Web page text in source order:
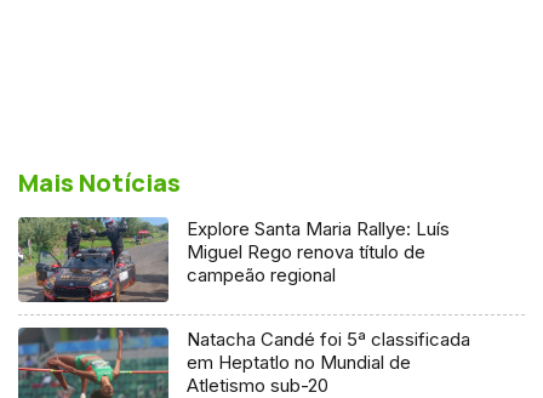
Mais Notícias
Explore Santa Maria Rallye: Luís
Miguel Rego renova título de
campeão regional
Natacha Candé foi 5ª classificada
em Heptatlo no Mundial de
Atletismo sub-20